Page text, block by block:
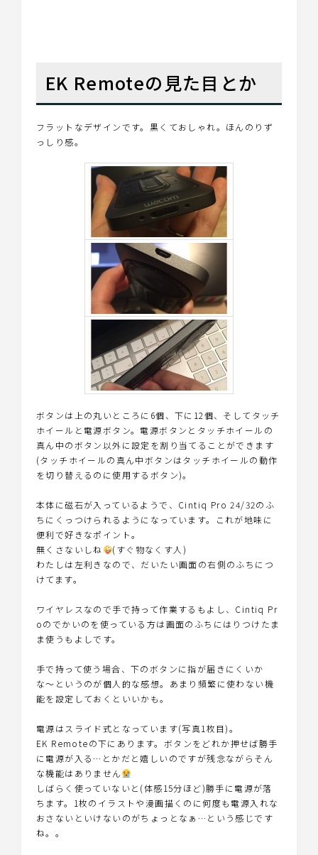
EK Remoteの見た目とか
フラットなデザインです。黒くておしゃれ。ほんのりず
っしり感。
ボタンは上の丸いところに6個、下に12個、そしてタッチ
ホイールと電源ボタン。電源ボタンとタッチホイールの
真ん中のボタン以外に設定を割り当てることができます
(タッチホイールの真ん中ボタンはタッチホイールの動作
を切り替えるのに使用するボタン)。
本体に磁石が入っているようで、Cintiq Pro 24/32のふ
ちにくっつけられるようになっています。これが地味に
便利で好きなポイント。
無くさないしね
(すぐ物なくす人)
わたしは左利きなので、だいたい画面の右側のふちにつ
けてます。
ワイヤレスなので手で持って作業するもよし、Cintiq Pr
oのでかいのを使っている方は画面のふちにはりつけたま
ま使うもよしです。
手で持って使う場合、下のボタンに指が届きにくいか
な〜というのが個人的な感想。あまり頻繁に使わない機
能を設定しておくといいかも。
電源はスライド式となっています(写真1枚目)。
EK Remoteの下にあります。ボタンをどれか押せば勝手
に電源が入る…とかだと嬉しいのですが残念ながらそん
な機能はありません
しばらく使っていないと(体感15分ほど)勝手に電源が落
ちます。1枚のイラストや漫画描くのに何度も電源入れな
おさないといけないのがちょっとなぁ…という感じです
ね。。